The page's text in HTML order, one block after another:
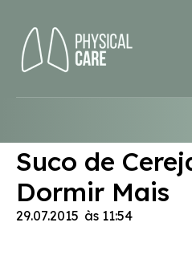
Suco de
Dormir Mais
29.07.2015 às 11:54